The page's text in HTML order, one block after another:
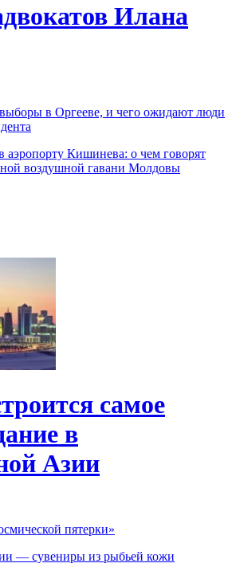
Илана
в Оргееве, и чего ожидают люди
аэропорту Кишинева: о чем говорят
воздушной гавани Молдовы
самое
в
Азии
пятерки»
— сувениры из рыбьей кожи